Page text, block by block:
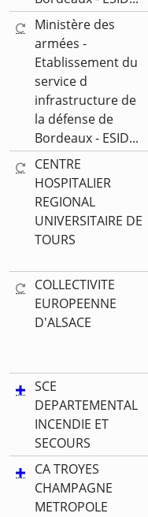
Ministère des
armées -
Etablissement du
service d
infrastructure de
la défense de
Bordeaux - ESID...
CENTRE
HOSPITALIER
REGIONAL
UNIVERSITAIRE DE
TOURS
COLLECTIVITE
EUROPEENNE
D'ALSACE
SCE
DEPARTEMENTAL
INCENDIE ET
SECOURS
CA TROYES
CHAMPAGNE
METROPOLE